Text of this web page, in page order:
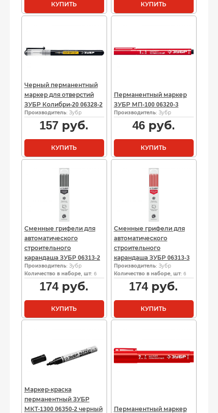
КУПИТЬ КУПИТЬ
Черный перманентный
маркер для отверстий
ЗУБР Колибри-20 06328-2
Производитель: Зубр
157 руб.
КУПИТЬ
Перманентный маркер
ЗУБР МП-100 06320-3
Производитель: Зубр
46руб.
КУПИТЬ
Сменные грифели для
автоматического
строительного
карандаша ЗУБР 06313-2
Производитель: Зубр
Количество в наборе, шт: 6
174руб.
КУПИТЬ
Сменные грифели для
автоматического
строительного
карандаша ЗУБР 06313-3
Производитель: Зубр
Количество в наборе, шт: 6
174руб.
КУПИТЬ
Маркер-краска
перманентный ЗУБР
МКТ-1300 06350-2 черный
Перманентный маркер